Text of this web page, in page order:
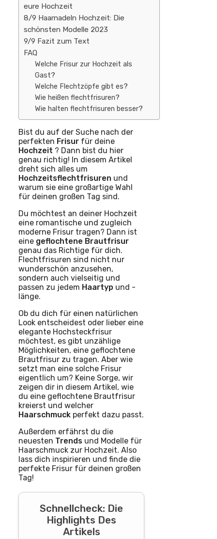
eure Hochzeit
8/9 Haarnadeln Hochzeit: Die
schönsten Modelle 2023
9/9 Fazit zum Text
FAQ
Welche Frisur zur Hochzeit als
Gast?
Welche Flechtzöpfe gibt es?
Wie heißen flechtfrisuren?
Wie halten flechtfrisuren besser?
Bist du auf der Suche nach der
perfekten Frisur für deine
Hochzeit ? Dann bist du hier
genau richtig! In diesem Artikel
dreht sich alles um
Hochzeitsflechtfrisuren und
warum sie eine großartige Wahl
für deinen großen Tag sind.
Du möchtest an deiner Hochzeit
eine romantische und zugleich
moderne Frisur tragen? Dann ist
eine geflochtene Brautfrisur
genau das Richtige für dich.
Flechtfrisuren sind nicht nur
wunderschön anzusehen,
sondern auch vielseitig und
passen zu jedem Haartyp und -
länge.
Ob du dich für einen natürlichen
Look entscheidest oder lieber eine
elegante Hochsteckfrisur
möchtest, es gibt unzählige
Möglichkeiten, eine geflochtene
Brautfrisur zu tragen. Aber wie
setzt man eine solche Frisur
eigentlich um? Keine Sorge, wir
zeigen dir in diesem Artikel, wie
du eine geflochtene Brautfrisur
kreierst und welcher
Haarschmuck perfekt dazu passt.
Außerdem erfährst du die
neuesten Trends und Modelle für
Haarschmuck zur Hochzeit. Also
lass dich inspirieren und finde die
perfekte Frisur für deinen großen
Tag!
Schnellcheck: Die
Highlights Des
Artikels